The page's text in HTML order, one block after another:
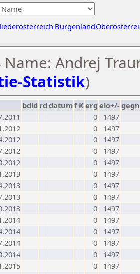
Burgenland
Name: Andrej
Statistik)
bdld rd datumf Kerg elo+/-
0
1497
0
1497
0
1497
0
1497
0
1497
0
1497
0
1497
0
1497
0
1497
0
1497
0
1497
0
1497
0
1497
0
1497